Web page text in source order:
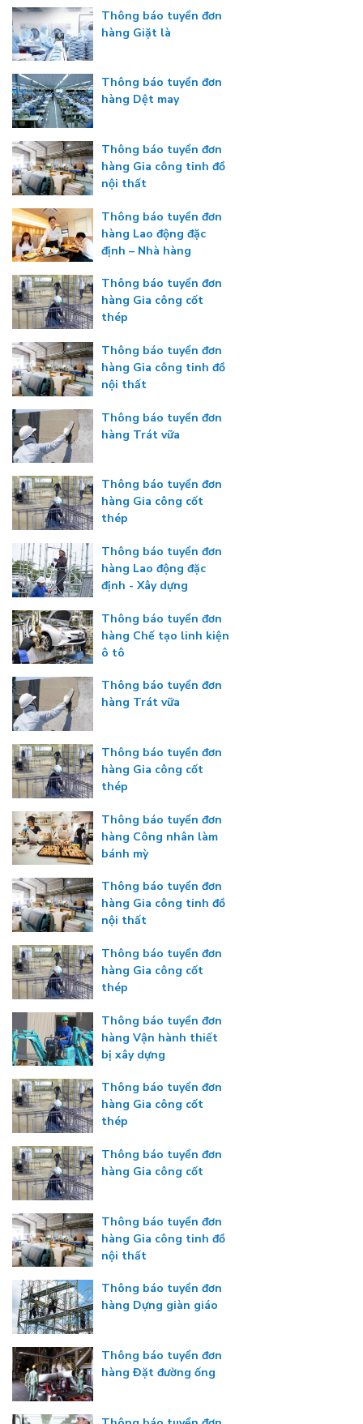
Thông báo tuyển đơn
hàng Giặt là
Thông báo tuyển đơn
hàng Dệt may
Thông báo tuyển đơn
hàng Gia công tinh đồ
nội thất
Thông báo tuyển đơn
hàng Lao động đặc
định – Nhà hàng
Thông báo tuyển đơn
hàng Gia công cốt
thép
Thông báo tuyển đơn
hàng Gia công tinh đồ
nội thất
Thông báo tuyển đơn
hàng Trát vữa
Thông báo tuyển đơn
hàng Gia công cốt
thép
Thông báo tuyển đơn
hàng Lao động đặc
định - Xây dựng
Thông báo tuyển đơn
hàng Chế tạo linh kiện
ô tô
Thông báo tuyển đơn
hàng Trát vữa
Thông báo tuyển đơn
hàng Gia công cốt
thép
Thông báo tuyển đơn
hàng Công nhân làm
bánh mỳ
Thông báo tuyển đơn
hàng Gia công tinh đồ
nội thất
Thông báo tuyển đơn
hàng Gia công cốt
thép
Thông báo tuyển đơn
hàng Vận hành thiết
bị xây dựng
Thông báo tuyển đơn
hàng Gia công cốt
thép
Thông báo tuyển đơn
hàng Gia công cốt
Thông báo tuyển đơn
hàng Gia công tinh đồ
nội thất
Thông báo tuyển đơn
hàng Dựng giàn giáo
Thông báo tuyển đơn
hàng Đặt đường ống